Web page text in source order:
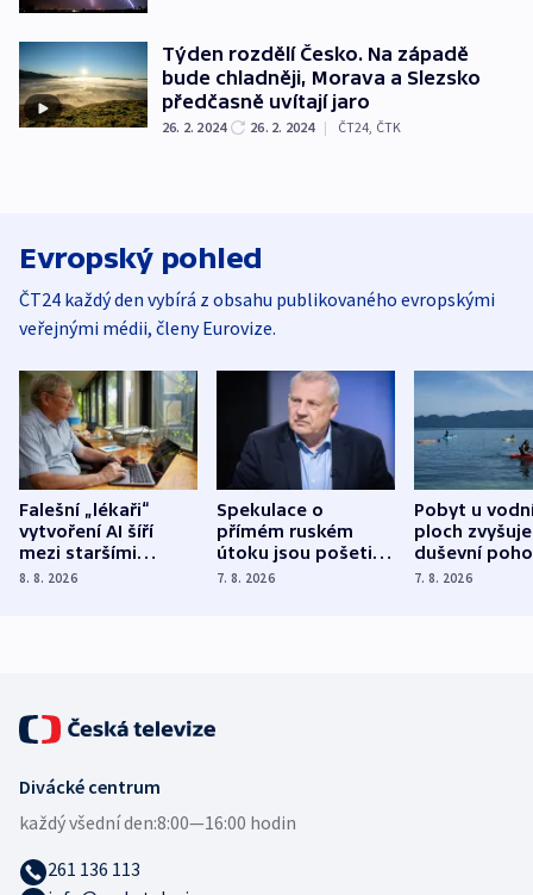
Týden rozdělí Česko. Na západě
bude chladněji, Morava a Slezsko
předčasně uvítají jaro
26. 2. 2024 26. 2. 2024 | ČT24, ČTK
Evropský pohled
ČT24 každý den vybírá z obsahu publikovaného evropskými
veřejnými médii, členy Eurovize.
Falešní „lékaři“
vytvoření AI šíří
mezi staršími
Poláky nebezpečné
8. 8. 2026
Spekulace o
přímém ruském
útoku jsou pošetilé,
míní estonský
7. 8. 2026
Pobyt u
ploch zvyšuje
duševní
ukázala
7. 8. 2026
Divácké centrum
každý všední den:8:00—16:00 hodin
261 136 113